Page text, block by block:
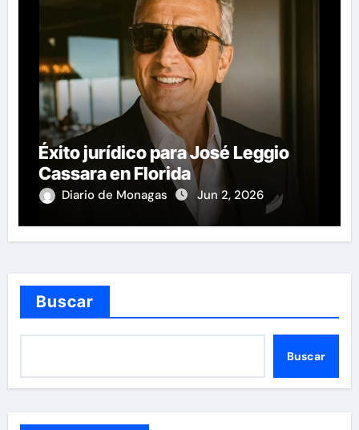
Éxito jurídico para José Leggio
Cassara en Florida
Diario de Monagas Jun 2, 2026
Buscar
Buscar